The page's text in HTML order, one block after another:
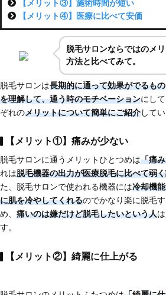
【メリット③】施術時間が短い
【メリット④】医療に比べて安価
脱毛サロンならではのメ
方法と比べてみて。
脱毛サロンは長期的に通って効果がでるもの
を理解して、通う時のモチベーションにし
ぞれのメリットについて簡単にご紹介して
【メリット①】痛みが少ない
脱毛サロンに通うメリットひとつめは「痛
れは脱毛機器の出力が医療脱毛に比べて弱
た、脱毛サロンで使われる機器には冷却機
に肌を冷やしてくれるのでかなり楽に脱毛
め、 痛いのは嫌だけど脱毛したいという人
す。
【メリット②】綺麗に仕上がる